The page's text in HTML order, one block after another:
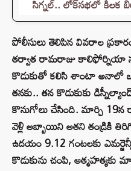
సిగ్నల్.. లోక్‌సభలో కీలక
పోలీసులు తెలిపిన వివరాల
తర్వాత రామరాజు కాలిఫోర్నియా
కొడుకుతో కలిసి శాంటా
తనకు.. తన కొడుకుకు
కొనుగోలు చేసింది. మార్చి
వెళ్లి అబ్బాయిని అతని తండ్రికి
ఉదయం 9.12 గంటలకు
కొడుకును చంపి, ఆత్మహత్యకు